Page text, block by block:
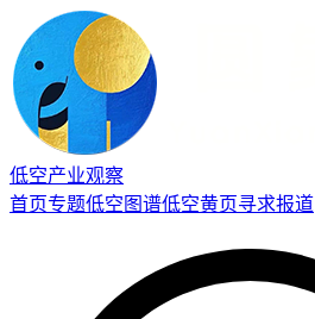
低空产业观察
首页专题低空图谱低空黄页寻求报道